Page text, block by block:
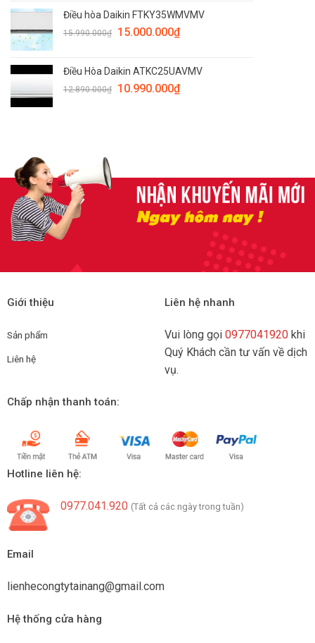
Điều hòa Daikin FTKY35WMVMV
15.990.000₫ 15.000.000₫
Điều Hòa Daikin ATKC25UAVMV
12.890.000₫ 10.990.000₫
Giới thiệu
Sản phẩm
Liên hệ
Liên hệ nhanh
Vui lòng gọi 0977041920khi
Quý Khách cần tư vấn về dịch
vụ.
Chấp nhận thanh toán:
Hotline liên hệ:
0977.041.920 (Tất cả các ngày trong tuần)
Email
lienhecongtytainang@gmail.com
Hệ thống cửa hàng